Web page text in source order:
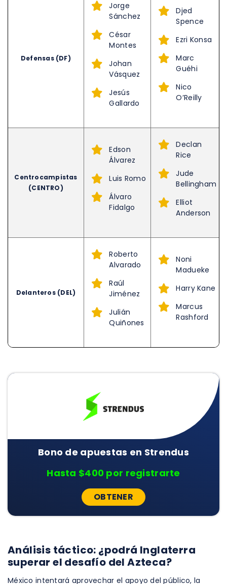
Defensas (DF)
Jorge
Sánchez
César
Montes
Johan
Vásquez
Jesús
Gallardo
Djed
Spence
Ezri Konsa
Marc
Guéhi
Nico
O’Reilly
Centrocampistas
(CENTRO)
Edson
Álvarez
Luis Romo
Álvaro
Fidalgo
Declan
Rice
Jude
Bellingham
Elliot
Anderson
Delanteros (DEL)
Roberto
Alvarado
Raúl
Jiménez
Julián
Quiñones
Noni
Madueke
Harry Kane
Marcus
Rashford
Bono de apuestas en Strendus
Hasta $400 por registrarte
OBTENER
Análisis táctico: ¿podrá Inglaterra
superar el desafío del Azteca?
México intentará aprovechar el apoyo del público, la